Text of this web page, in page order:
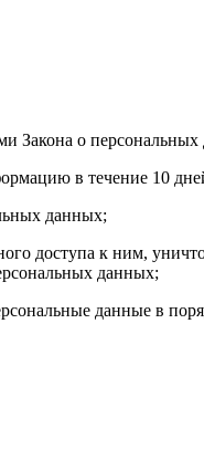
Закона о
в течение 10
данных;
доступа к ним,
данных;
данные в